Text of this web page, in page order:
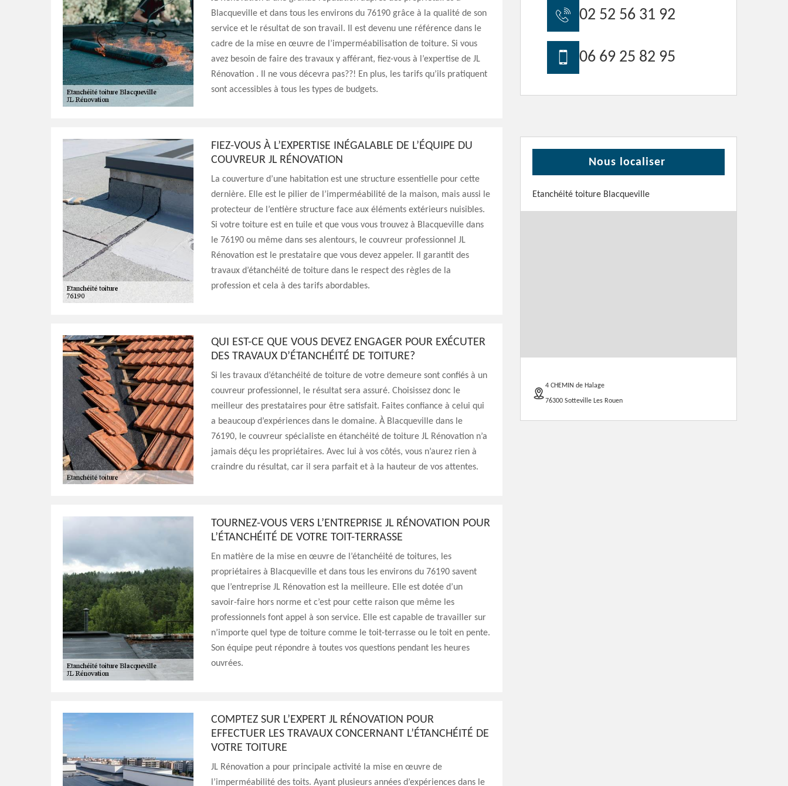
Blacqueville et dans tous les environs du 76190 grâce à la qualité de son
service et le résultat de son travail. Il est devenu une référence dans le
cadre de la mise en œuvre de l’imperméabilisation de toiture. Si vous
avez besoin de faire des travaux y afférant, fiez-vous à l’expertise de JL
Rénovation . Il ne vous décevra pas??! En plus, les tarifs qu’ils pratiquent
sont accessibles à tous les types de budgets.
FIEZ-VOUS À L’EXPERTISE INÉGALABLE DE L’ÉQUIPE DU
COUVREUR JL RÉNOVATION
La couverture d’une habitation est une structure essentielle pour cette
dernière. Elle est le pilier de l’imperméabilité de la maison, mais aussi le
protecteur de l’entière structure face aux éléments extérieurs nuisibles.
Si votre toiture est en tuile et que vous vous trouvez à Blacqueville dans
le 76190 ou même dans ses alentours, le couvreur professionnel JL
Rénovation est le prestataire que vous devez appeler. Il garantit des
travaux d’étanchéité de toiture dans le respect des règles de la
profession et cela à des tarifs abordables.
QUI EST-CE QUE VOUS DEVEZ ENGAGER POUR EXÉCUTER
DES TRAVAUX D’ÉTANCHÉITÉ DE TOITURE?
Si les travaux d’étanchéité de toiture de votre demeure sont confiés à un
couvreur professionnel, le résultat sera assuré. Choisissez donc le
meilleur des prestataires pour être satisfait. Faites confiance à celui qui
a beaucoup d’expériences dans le domaine. À Blacqueville dans le
76190, le couvreur spécialiste en étanchéité de toiture JL Rénovation n’a
jamais déçu les propriétaires. Avec lui à vos côtés, vous n’aurez rien à
craindre du résultat, car il sera parfait et à la hauteur de vos attentes.
TOURNEZ-VOUS VERS L’ENTREPRISE JL RÉNOVATION POUR
L’ÉTANCHÉITÉ DE VOTRE TOIT-TERRASSE
En matière de la mise en œuvre de l’étanchéité de toitures, les
propriétaires à Blacqueville et dans tous les environs du 76190 savent
que l’entreprise JL Rénovation est la meilleure. Elle est dotée d’un
savoir-faire hors norme et c’est pour cette raison que même les
professionnels font appel à son service. Elle est capable de travailler sur
n’importe quel type de toiture comme le toit-terrasse ou le toit en pente.
Son équipe peut répondre à toutes vos questions pendant les heures
ouvrées.
COMPTEZ SUR L’EXPERT JL RÉNOVATION POUR
EFFECTUER LES TRAVAUX CONCERNANT L’ÉTANCHÉITÉ DE
VOTRE TOITURE
JL Rénovation a pour principale activité la mise en œuvre de
l’imperméabilité des toits. Ayant plusieurs années d’expériences dans le
02 52 56 31 92
06 69 25 82 95
Nous localiser
Etanchéité toiture Blacqueville
4 CHEMIN de Halage
76300 Sotteville Les Rouen